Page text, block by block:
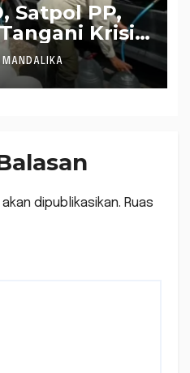
Satpol PP,
Krisis
MANDALIKA
dipublikasikan. Ruas